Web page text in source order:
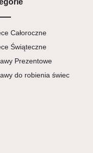
Całoroczne
Świąteczne
Prezentowe
do robienia świec